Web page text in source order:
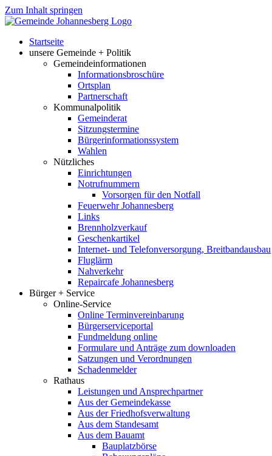
Zum Inhalt springen
Startseite
unsere Gemeinde + Politik
Gemeindeinformationen
Informationsbroschüre
Ortsplan
Partnerschaft
Kommunalpolitik
Gemeinderat
Sitzungstermine
Bürgerinformationssystem
Wahlen
Nützliches
Einrichtungen
Notrufnummern
Vorsorgen für den Notfall
Feuerwehr Johannesberg
Links
Brennholzverkauf
Geschenkartikel
Internet- und Telefonversorgung, Breitbandausbau
Fluglärm
Nahverkehr
Repaircafe Johannesberg
Bürger + Service
Online-Service
Online Terminvereinbarung
Bürgerserviceportal
Fundmeldung online
Formulare und Anträge zum downloaden
Satzungen und Verordnungen
Schadenmelder
Rathaus
Leistungen und Ansprechpartner
Aus der Gemeindekasse
Aus der Friedhofsverwaltung
Aus dem Standesamt
Aus dem Bauamt
Bauplatzbörse